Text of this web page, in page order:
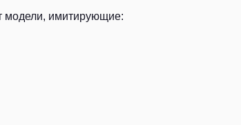
модели, имитирующие: